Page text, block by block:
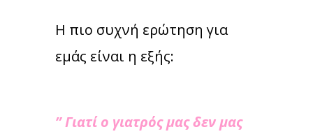
Η πιο συχνή ερώτηση για
εμάς είναι η εξής:
” Γιατί ο γιατρός μας δεν μας